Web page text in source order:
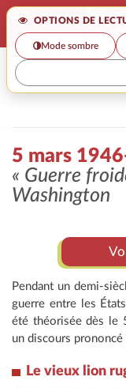
OPTIONS DE
Mode sombre
>
5 mars
« Guerre
Washington
Pendant un demi-
guerre entre les
été théorisée dès le
un discours
Le vieux lion